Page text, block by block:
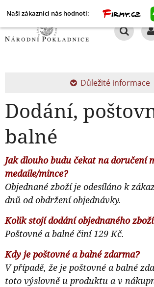
Naši zákazníci nás hodnotí:
Důležité informace
Dodání,
balné
Jak dlouho budu čekat na doručení
medaile/mince?
Objednané zboží je odesíláno k
dnů od obdržení objednávky.
Kolik stojí dodání objednaného
Poštovné a balné činí 129 Kč.
Kdy je poštovné a balné zdarma?
V případě, že je poštovné a balné
toto výslovně u produktu a v